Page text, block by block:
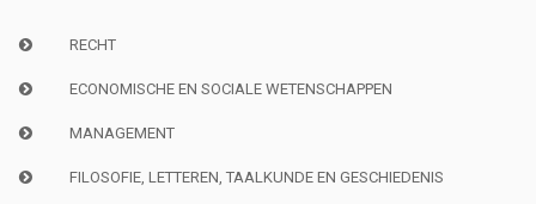
RECHT
ECONOMISCHE EN SOCIALE WETENSCHAPPEN
MANAGEMENT
FILOSOFIE, LETTEREN, TAALKUNDE EN GESCHIEDENIS